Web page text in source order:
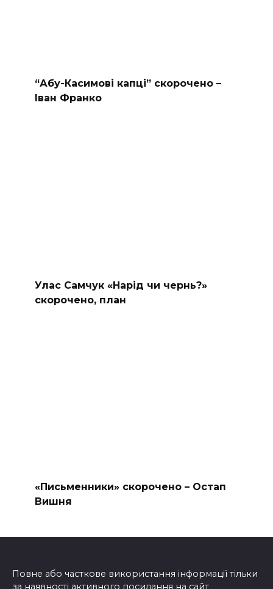
“Абу-Касимові капці” скорочено –
Іван Франко
Улас Самчук «Нарід чи чернь?»
скорочено, план
«Письменники» скорочено – Остап
Вишня
Повне або часткове використання інформації тільки
за наявності активного посилання на сайт